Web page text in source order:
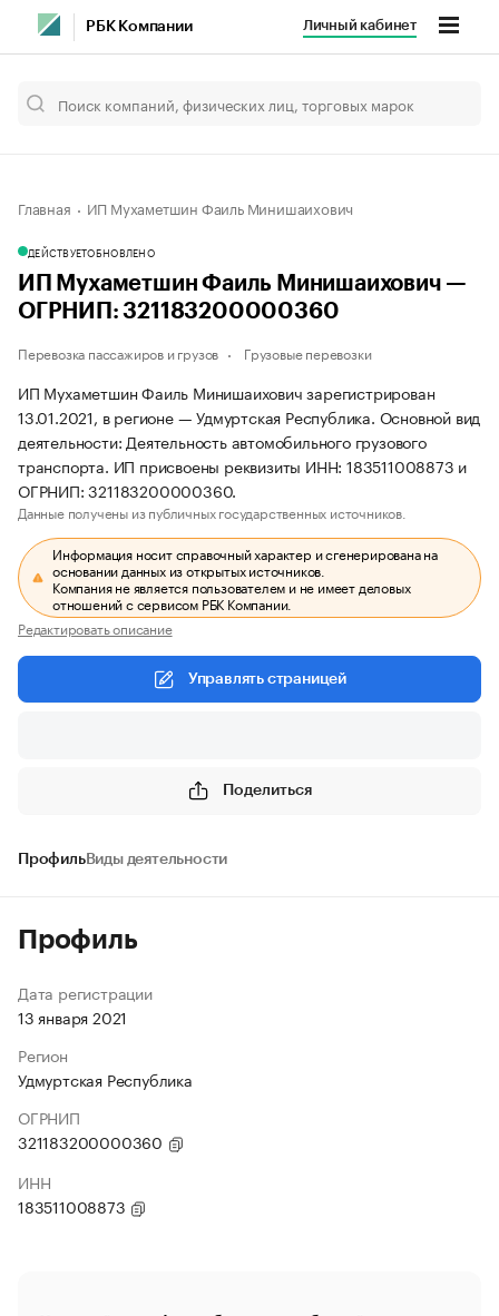
РБК Компании Личный кабинет
Главная ИП Мухаметшин Фаиль Минишаихович
ДЕЙСТВУЕТОБНОВЛЕНО
ИП Мухаметшин Фаиль Минишаихович —
ОГРНИП: 321183200000360
Перевозка пассажиров и грузов Грузовые перевозки
ИП Мухаметшин Фаиль Минишаихович зарегистрирован
13.01.2021, в регионе — Удмуртская Республика. Основной вид
деятельности: Деятельность автомобильного грузового
транспорта. ИП присвоены реквизиты ИНН: 183511008873 и
ОГРНИП: 321183200000360.
Данные получены из публичных государственных источников.
Информация носит справочный характер и сгенерирована на
основании данных из открытых источников.
Компания не является пользователем и не имеет деловых
отношений с сервисом РБК Компании.
Редактировать описание
Управлять страницей
Поделиться
ПрофильВиды деятельности
Профиль
Дата регистрации
13 января 2021
Регион
Удмуртская Республика
ОГРНИП
321183200000360
ИНН
183511008873